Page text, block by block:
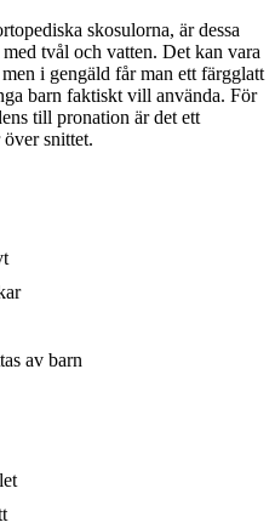
skosulorna, är dessa
tvål och vatten. Det kan vara
i gengäld får man ett färgglatt
barn faktiskt vill använda. För
till pronation är det ett
snittet.
av barn